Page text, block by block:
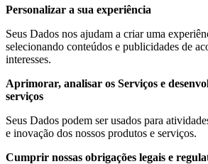
Personalizar a sua experiência
Seus Dados nos ajudam a criar uma
selecionando conteúdos e publicidades de
interesses.
Aprimorar, analisar os Serviços e
serviços
Seus Dados podem ser usados para
e inovação dos nossos produtos e serviços.
Cumprir nossas obrigações legais e